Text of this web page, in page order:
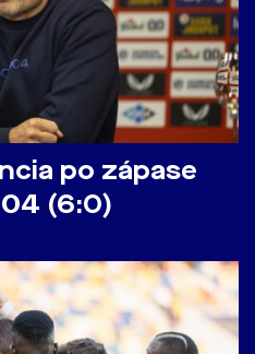
po zápase
(6:0)